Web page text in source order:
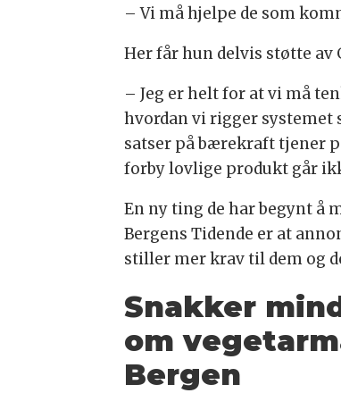
– Vi må hjelpe de som
Her får hun delvis støtte av
– Jeg er helt for at vi må
hvordan vi rigger systemet
satser på bærekraft tjener
forby lovlige produkt går
En ny ting de har begynt å
Bergens Tidende er at
stiller mer krav til dem og
Snakker
om
Bergen